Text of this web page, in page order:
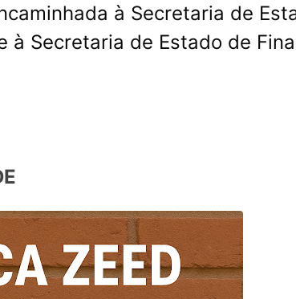
à Secretaria de
à Secretaria de Estado de